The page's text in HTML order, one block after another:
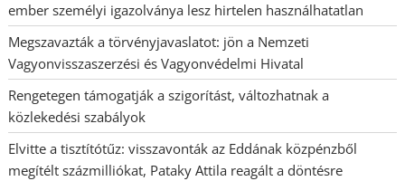
ember személyi igazolványa lesz hirtelen használhatatlan
Megszavazták a törvényjavaslatot: jön a Nemzeti
Vagyonvisszaszerzési és Vagyonvédelmi Hivatal
Rengetegen támogatják a szigorítást, változhatnak a
közlekedési szabályok
Elvitte a tisztítótűz: visszavonták az Eddának közpénzből
megítélt százmilliókat, Pataky Attila reagált a döntésre